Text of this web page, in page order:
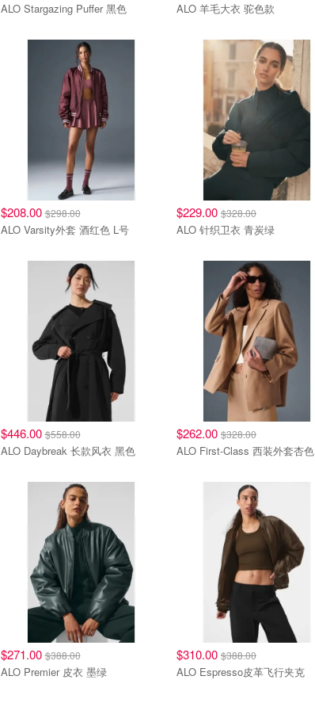
ALO Stargazing Puffer 黑色 ALO 羊毛大衣 驼色款
$208.00$298.00
ALO Varsity外套 酒红色 L号
$229.00 $328.00
ALO 针织卫衣 青炭绿
$446.00$558.00
ALO Daybreak 长款风衣 黑色
$262.00 $328.00
ALO First-Class 西装外套杏色
$271.00$388.00
ALO Premier 皮衣 墨绿
$310.00 $388.00
ALO Espresso皮革飞行夹克